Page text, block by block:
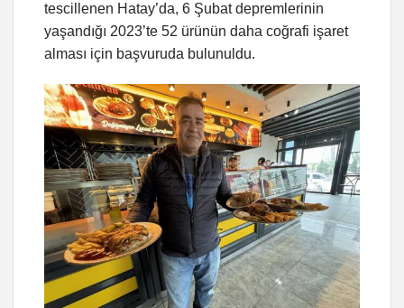
tescillenen Hatay’da, 6 Şubat depremlerinin
yaşandığı 2023’te 52 ürünün daha coğrafi işaret
alması için başvuruda bulunuldu.